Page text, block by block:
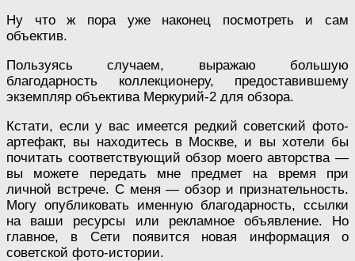
Ну что ж пора уже наконец посмотреть и сам
объектив.
Пользуясь случаем, выражаю большую
благодарность коллекционеру, предоставившему
экземпляр объектива Меркурий-2 для обзора.
Кстати, если у вас имеется редкий советский фото-
артефакт, вы находитесь в Москве, и вы хотели бы
почитать соответствующий обзор моего авторства —
вы можете передать мне предмет на время при
личной встрече. С меня — обзор и признательность.
Могу опубликовать именную благодарность, ссылки
на ваши ресурсы или рекламное объявление. Но
главное, в Сети появится новая информация о
советской фото-истории.